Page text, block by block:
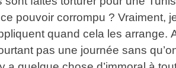
pouvoir corrompu ? Vraiment,
quand cela les arrange.
pas une journée sans